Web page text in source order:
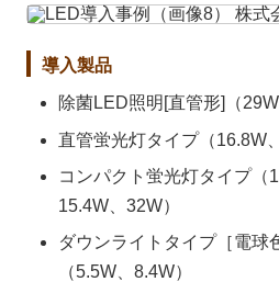
導入製品
除菌LED照明[直管形]（29W
直管蛍光灯タイプ（16.8W
コンパクト蛍光灯タイプ（
15.4W、32W）
ダウンライトタイプ［電球
（5.5W、8.4W）